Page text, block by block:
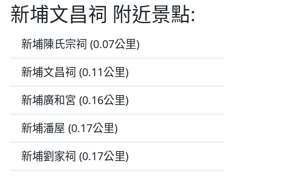
新埔文昌祠 附近景點:
新埔陳氏宗祠 (0.07公里)
新埔文昌祠 (0.11公里)
新埔廣和宮 (0.16公里)
新埔潘屋 (0.17公里)
新埔劉家祠 (0.17公里)